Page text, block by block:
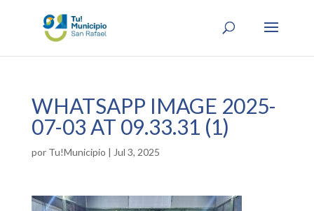
WHATSAPP IMAGE 2025-
07-03 AT 09.33.31 (1)
por Tu!Municipio | Jul 3, 2025